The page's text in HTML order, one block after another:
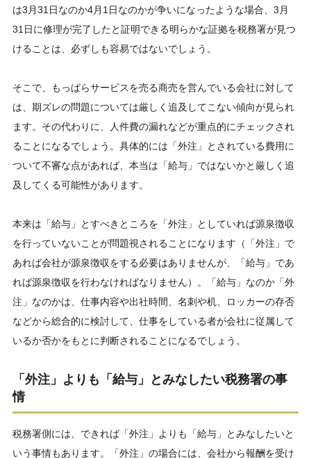
は3月31日なのか4月1日なのかが争いになったような場合、3月
31日に修理が完了したと証明できる明らかな証拠を税務署が見つ
けることは、必ずしも容易ではないでしょう。
そこで、もっぱらサービスを売る商売を営んでいる会社に対して
は、期ズレの問題については厳しく追及してこない傾向が見られ
ます。その代わりに、人件費の漏れなどが重点的にチェックされ
ることになるでしょう。具体的には「外注」とされている費用に
ついて不審な点があれば、本当は「給与」ではないかと厳しく追
及してくる可能性があります。
本来は「給与」とすべきところを「外注」としていれば源泉徴収
を行っていないことが問題視されることになります（「外注」で
あれば会社が源泉徴収をする必要はありませんが、「給与」であ
れば源泉徴収を行わなければなりません）。「給与」なのか「外
注」なのかは、仕事内容や出社時間、名刺や机、ロッカーの存否
などから総合的に検討して、仕事をしている者が会社に従属して
いるか否かをもとに判断されることになるでしょう。
「外注」よりも「給与」とみなしたい税務署の事
情
税務署側には、できれば「外注」よりも「給与」とみなしたいと
いう事情もあります。「外注」の場合には、会社から報酬を受け